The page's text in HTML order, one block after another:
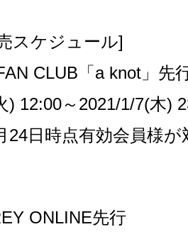
スケジュール]
CLUB 「 a knot 」先
) 12:00～ 2021/1/7(木)
24日時点有効会員様
ONLINE先行